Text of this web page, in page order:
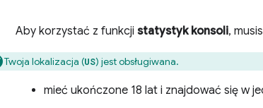
Aby korzystać z funkcji statystyk konsoli,
Twoja lokalizacja (US) jest obsługiwana.
mieć ukończone 18 lat i znajdować się w